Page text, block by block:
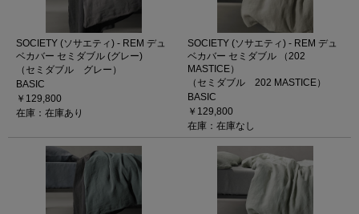
SOCIETY (ソサエティ) - REM デュ
ベカバー セミダブル (グレー)
（セミダブル グレー）
BASIC
￥129,800
在庫：在庫あり
SOCIETY (ソサエティ) - REM デュ
ベカバー セミダブル （202
MASTICE）
（セミダブル 202 MASTICE）
BASIC
￥129,800
在庫：在庫なし